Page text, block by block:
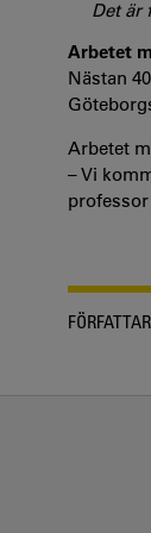
Det är
Arbetet
Nästan
Arbetet
– Vi